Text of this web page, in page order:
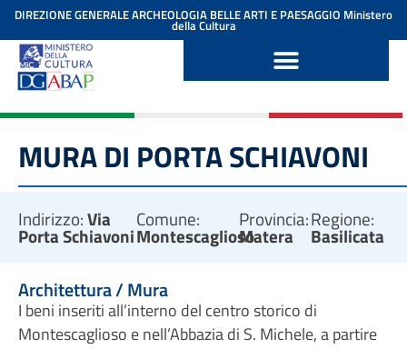
contenuto
DIREZIONE GENERALE ARCHEOLOGIA BELLE ARTI E PAESAGGIO Ministero
della Cultura
MURA DI PORTA SCHIAVONI
Indirizzo:Via
Porta Schiavoni
Comune:
Montescaglioso
Provincia:
Matera
Regione:
Basilicata
Architettura / Mura
I beni inseriti all’interno del centro storico di
Montescaglioso e nell’Abbazia di S. Michele, a partire